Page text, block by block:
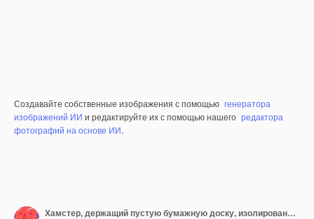
Создавайте собственные изображения с помощью генератора
изображений ИИ и редактируйте их с помощью нашего редактора
фотографий на основе ИИ.
Хамстер, держащий пустую бумажную доску, изолированную на белом фоне